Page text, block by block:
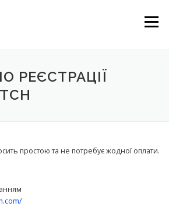
Меню
РЕЄСТРАЦІЇ
простою та не потребує жодної оплати.